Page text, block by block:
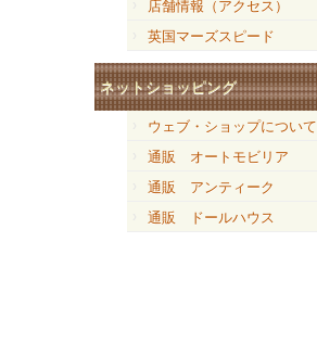
店舗情報（アクセス）
英国マーズスピード
ネットショッピング
ウェブ・ショップについて
通販 オートモビリア
通販 アンティーク
通販 ドールハウス